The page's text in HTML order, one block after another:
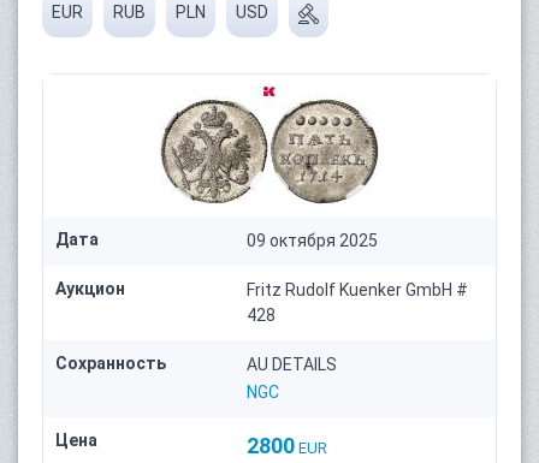
EUR RUB PLN USD
Дата 09 октября 2025
Аукцион
Fritz Rudolf Kuenker GmbH #
428
Сохранность
AU DETAILS
NGC
Цена 2800 EUR